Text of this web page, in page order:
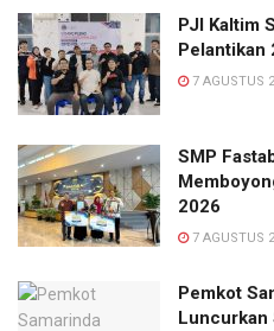
PJI Kaltim
Pelantikan
7 AGUSTUS
SMP
2026
7 AGUSTUS
Pemkot
Luncurkan